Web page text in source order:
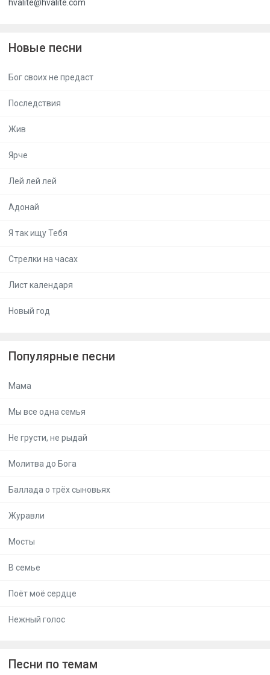
hvalite@hvalite.com
Новые песни
Бог своих не предаст
Последствия
Жив
Ярче
Лей лей лей
Адонай
Я так ищу Тебя
Стрелки на часах
Лист календаря
Новый год
Популярные песни
Мама
Мы все одна семья
Не грусти, не рыдай
Молитва до Бога
Баллада о трёх сыновьях
Журавли
Мосты
В семье
Поёт моё сердце
Нежный голос
Песни по темам